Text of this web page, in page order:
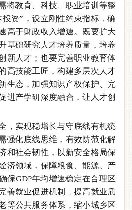
将教育、科技、职业培训等整
资”，设立刚性约束指标，确
高于财政收入增速。既要扩大
基础研究人才培养质量，培养
新人才；也要完善职业教育体
高技能工匠，构建多层次人才
生态，加强知识产权保护、完
进产学研深度融合，让人才创
实现稳增长与守底线有机统
强化底线思维，有效防范化解
和社会韧性，以新安全格局保
济领域，保障粮食、能源、产
保GDP年均增速稳定在合理区
善就业促进机制，提高就业质
等公共服务体系，缩小城乡区